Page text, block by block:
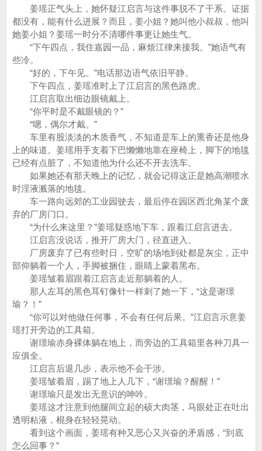
姜瑶正气头上，她怀疑江启言与这件事脱不了干系。证据
都没有，能有什么进展？而且，姜小姐？她叫他小叔叔，他叫
她姜小姐？姜瑶一时分不清哪件事更让她生气。
“下午四点，我住嘉园一品，麻烦江律来接我。”她语气有
些冷。
“好的，下午见。”电话那边语气依旧平静。
下午四点，姜瑶准时上了江启言的黑色路虎。
江启言取出细边眼镜戴上。
“你平时是不戴眼镜的？”
“嗯，偶尔才戴。”
车里有股淡淡的木质香气，不知道是车上的熏香还是他身
上的味道。姜瑶用手支着下巴懒懒地靠在座椅上，脚下的地毯
已经有点脏了，不知道他为什么还不开去洗车。
如果她还有那天晚上的记忆，就会记得这正是她高潮喷水
时淫液溅落的地毯。
车一路向远郊的工业园驶去，最后停在园区西北角某个废
弃的厂房门口。
“为什么来这里？”姜瑶疑惑地下车，跟着江启言进去。
江启言没说话，推开厂房大门，径直进入。
厂房废弃了已有些时日，空旷的场地到处都是灰尘，正中
部仰躺着一个人，手脚被捆住，眼睛上蒙着黑布。
姜瑶皱着眉跟着江启言走近那躺着的人。
那人左耳的黑色耳钉像针一样刺了她一下，“这是谢璟
瑜？！”
“你可以对他做任何事，不会有任何后果。”江启言示意姜
瑶打开旁边的工具箱。
谢璟瑜赤身裸体躺在地上，而旁边的工具箱里各种刀具一
应俱全。
江启言后退几步，表示他不会干涉。
姜瑶皱着眉，踢了地上人几下，“谢璟瑜？醒醒！”
谢璟瑜只是发出无意识的呻吟。
姜瑶这才注意到他腿间立起的硕大肉茎，马眼处正在吐出
透明粘液，棍身在轻轻晃动。
看到这个画面，姜瑶有种又恶心又兴奋的矛盾感，“到底
怎么回事？”